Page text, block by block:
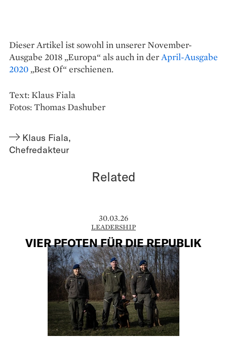
Dieser Artikel ist sowohl in unserer November-
Ausgabe 2018 „Europa“ als auch in derApril-Ausgabe
2020 „Best Of“ erschienen.
Text: Klaus Fiala
Fotos: Thomas Dashuber
Klaus Fiala,
Chefredakteur
Related
30.03.26
LEADERSHIP
VIER PFOTEN FÜR DIE REPUBLIK